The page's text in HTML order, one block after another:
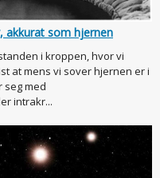
akkurat som hjernen
i kroppen, hvor vi
at mens vi sover hjernen er i
med
intrakr...